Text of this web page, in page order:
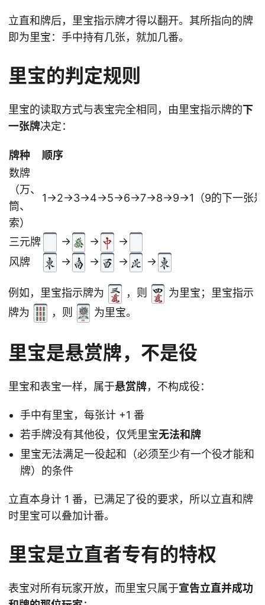
立直和牌后，里宝指示牌才得以翻开。其所指向的牌
即为里宝：手中持有几张，就加几番。
里宝的判定规则
里宝的读取方式与表宝完全相同，由里宝指示牌的下
一张牌决定：
牌种
顺序
数牌
（万、
筒、
索）
1→2→3→4→5→6→7→8→9→1（9的下一张是
三元牌 → →
→
风牌
→ → → →
例如，里宝指示牌为 ，则
为里宝；里宝指示
牌为
，则 为里宝。
里宝是悬赏牌，不是役
里宝和表宝一样，属于悬赏牌，不构成役：
手中有里宝，每张计 +1 番
若手牌没有其他役，仅凭里宝无法和牌
里宝无法满足一役起和（必须至少有一个役才能和
牌）的条件
立直本身计 1 番，已满足了役的要求，所以立直和牌
时里宝可以叠加计番。
里宝是立直者专有的特权
表宝对所有玩家开放，而里宝只属于宣告立直并成功